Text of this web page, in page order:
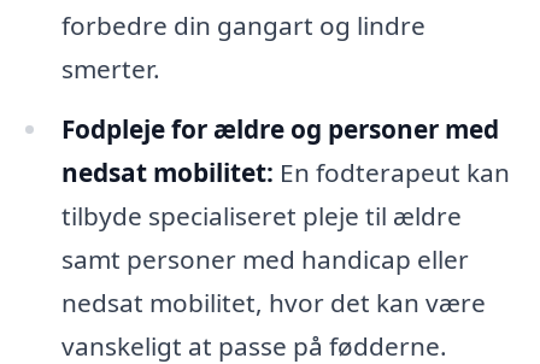
forbedre din gangart og lindre
smerter.
Fodpleje for ældre og personer med
nedsat mobilitet: En fodterapeut kan
tilbyde specialiseret pleje til ældre
samt personer med handicap eller
nedsat mobilitet, hvor det kan være
vanskeligt at passe på fødderne.